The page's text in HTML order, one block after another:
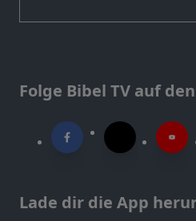
Folge Bibel TV auf
Lade dir die App